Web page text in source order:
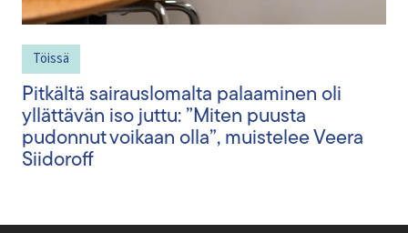
Töissä
Pitkältä sairauslomalta palaaminen oli
yllättävän iso juttu: ”Miten puusta
pudonnut voikaan olla”, muistelee Veera
Siidoroff